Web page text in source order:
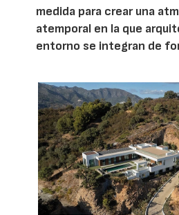
medida para crear una
atemporal en la que
entorno se integran de